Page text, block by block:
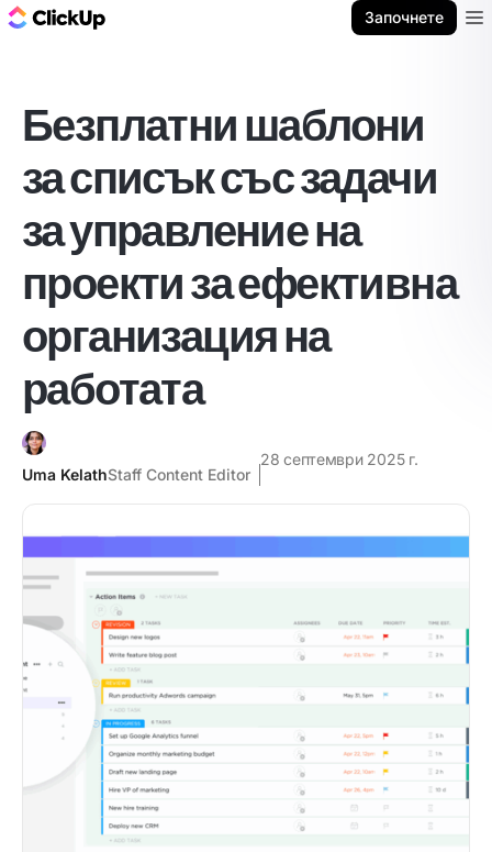
Започнете
Безплатни шаблони
за списък със задачи
за управление на
проекти за ефективна
организация на
работата
Uma KelathStaff Content Editor
28 септември 2025 г.